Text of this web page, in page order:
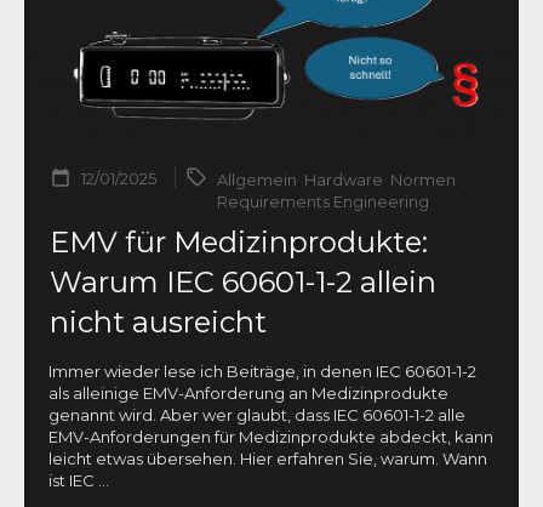
12/01/2025 Allgemein Hardware Normen
Requirements Engineering
EMV für Medizinprodukte:
Warum IEC 60601-1-2 allein
nicht ausreicht
Immer wieder lese ich Beiträge, in denen IEC 60601-1-2
als alleinige EMV-Anforderung an Medizinprodukte
genannt wird. Aber wer glaubt, dass IEC 60601-1-2 alle
EMV-Anforderungen für Medizinprodukte abdeckt, kann
leicht etwas übersehen. Hier erfahren Sie, warum. Wann
ist IEC